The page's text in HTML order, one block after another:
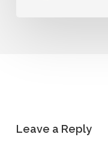
Leave a Reply